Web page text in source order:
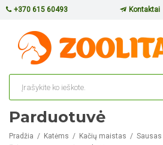
+370 615 60493 Kontaktai
Parduotuvė
Pradžia Katėms Kačių maistas Sausas